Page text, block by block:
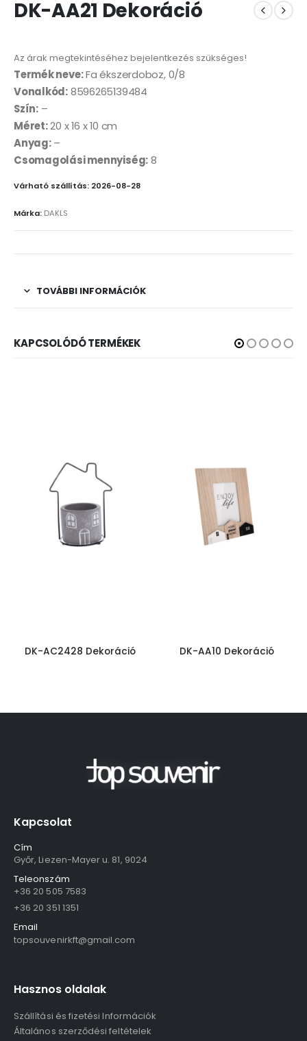
DK-AA21 Dekoráció
Az árak megtekintéséhez bejelentkezés szükséges!
Termék neve:Fa ékszerdoboz, 0/8
Vonalkód:8596265139484
Szín:–
Méret:20 x 16 x 10 cm
Anyag:–
Csomagolási mennyiség:8
Várható szállítás: 2026-08-28
Márka: DAKLS
TOVÁBBI INFORMÁCIÓK
KAPCSOLÓDÓ TERMÉKEK
DK-AC2428 Dekoráció DK-AA10 Dekoráció
Kapcsolat
Cím
Győr, Liezen-Mayer u. 81, 9024
Teleonszám
+36 20 505 7583
+36 20 351 1351
Email
topsouvenirkft@gmail.com
Hasznos oldalak
Szállítási és fizetési Információk
Általános szerződési feltételek